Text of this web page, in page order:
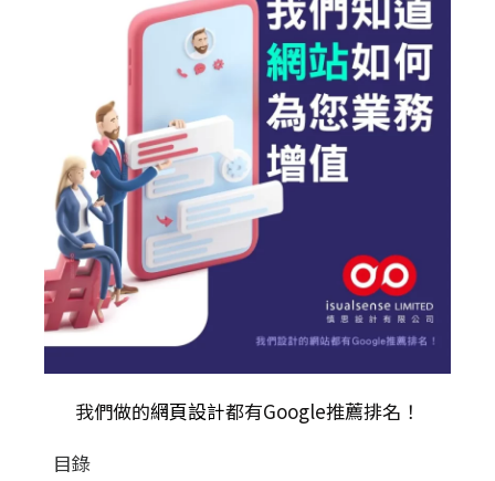
我們做的網頁設計都有Google推薦排名！
目錄